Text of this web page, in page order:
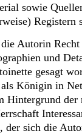
sowie
Registern
Autorin
und
gesagt
Königin in
Hintergrund der
der sich die